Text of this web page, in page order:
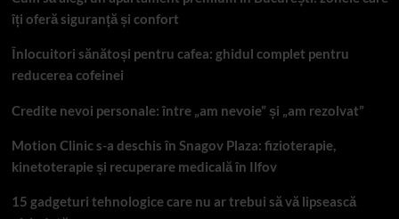
îți oferă siguranță și confort
Înlocuitori sănătoși pentru cafea: ghidul complet pentru
reducerea cofeinei
Credite nevoi personale: între „am nevoie” și „am rezolvat”
Motion Clinic s-a deschis în Snagov Plaza: fizioterapie,
kinetoterapie și recuperare medicală în Ilfov
15 gadgeturi tehnologice care nu ar trebui să vă lipsească